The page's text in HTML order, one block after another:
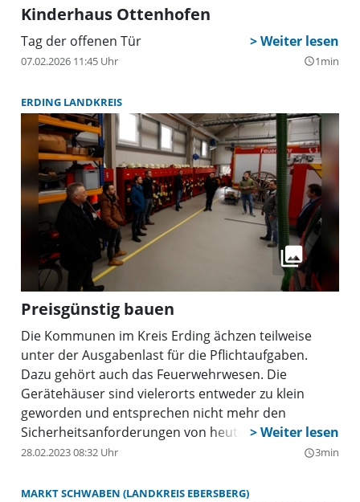
Kinderhaus Ottenhofen
Tag der offenen Tür
07.02.2026 11:45 Uhr query_builder1min
ERDING LANDKREIS
Preisgünstig bauen
Die Kommunen im Kreis Erding ächzen teilweise
unter der Ausgabenlast für die Pflichtaufgaben.
Dazu gehört auch das Feuerwehrwesen. Die
Gerätehäuser sind vielerorts entweder zu klein
geworden und entsprechen nicht mehr den
Sicherheitsanforderungen von heute (wie in
Ottenhofen), oder es muss ein Neubau her (wie in
28.02.2023 08:32 Uhr query_builder3min
MARKT SCHWABEN (LANDKREIS EBERSBERG)